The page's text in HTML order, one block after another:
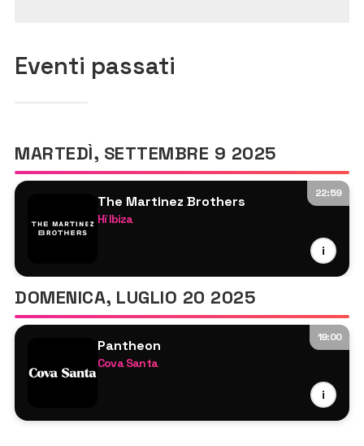
Eventi passati
MARTEDÌ, SETTEMBRE 9 2025
22:59
The Martinez Brothers
Hï Ibiza
i
The Martinez Brothers B2B Joseph Capriati
Malóne
Paco Osuna
Mahony x Wheats
Vanee
DOMENICA, LUGLIO 20 2025
19:00
Pantheon
Cova Santa
i
Stefano Norferini